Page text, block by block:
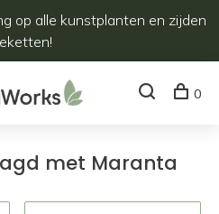
op alle kunstplanten en zijden
0
met Maranta